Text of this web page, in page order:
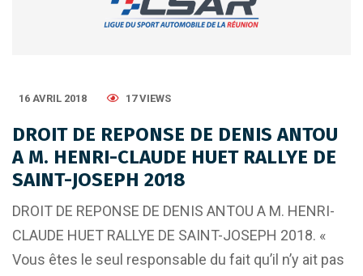
16 AVRIL 2018 17 VIEWS
DROIT DE REPONSE DE DENIS ANTOU
A M. HENRI-CLAUDE HUET RALLYE DE
SAINT-JOSEPH 2018
DROIT DE REPONSE DE DENIS ANTOU A M. HENRI-
CLAUDE HUET RALLYE DE SAINT-JOSEPH 2018. «
Vous êtes le seul responsable du fait qu’il n’y ait pas